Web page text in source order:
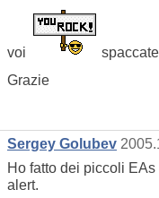
voi
Grazie
Sergey Golubev
Ho fatto dei piccoli
alert.